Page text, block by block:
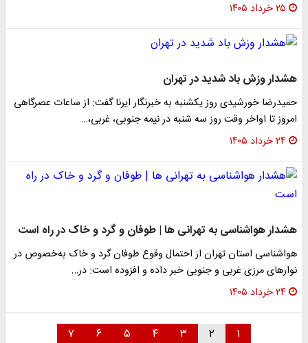
۲۵ خرداد ۱۴۰۵
هشدار وزش باد شدید در تهران
حمیدرضا خورشیدی روز یکشنبه به خبرنگار ایرنا گفت: از ساعات عصرگاهی
امروز تا اواخر وقت روز سه شنبه در نیمه جنوبی، غربی،…
۲۴ خرداد ۱۴۰۵
هشدار هواشناسی به تهرانی ها | طوفان و گرد و خاک در راه است
هواشناسی استان تهران از احتمال وقوع طوفان گرد و خاک به‌خصوص در
نوارهای مرزی غربی و جنوبی خبر داده و افزوده است: در…
۲۴ خرداد ۱۴۰۵
۱ ۲ ۳ ۴ ۵ ۶ ۷